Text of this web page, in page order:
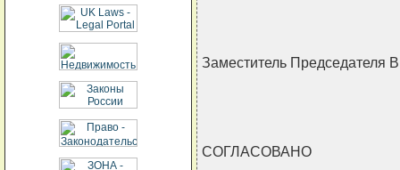
Заместитель Председателя
СОГЛАСОВАНО